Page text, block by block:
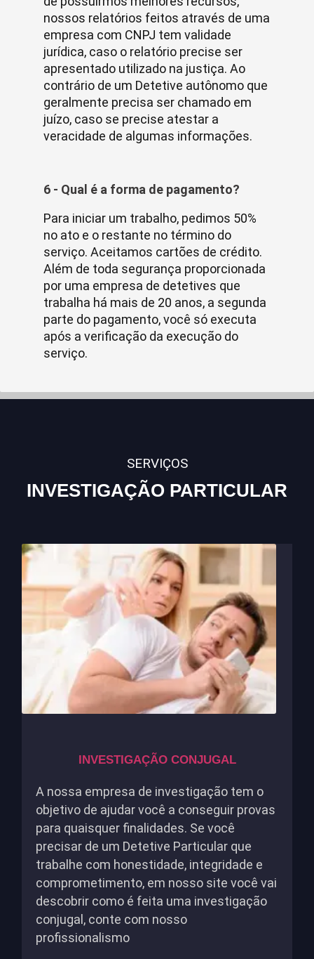
nossos relatórios feitos através de uma
empresa com CNPJ tem validade
jurídica, caso o relatório precise ser
apresentado utilizado na justiça. Ao
contrário de um Detetive autônomo que
geralmente precisa ser chamado em
juízo, caso se precise atestar a
veracidade de algumas informações.
6 - Qual é a forma de pagamento?
Para iniciar um trabalho, pedimos 50%
no ato e o restante no término do
serviço. Aceitamos cartões de crédito.
Além de toda segurança proporcionada
por uma empresa de detetives que
trabalha há mais de 20 anos, a segunda
parte do pagamento, você só executa
após a verificação da execução do
serviço.
SERVIÇOS
INVESTIGAÇÃO PARTICULAR
INVESTIGAÇÃO CONJUGAL
A nossa empresa de investigação tem o
objetivo de ajudar você a conseguir provas
para quaisquer finalidades. Se você
precisar de um Detetive Particular que
trabalhe com honestidade, integridade e
comprometimento, em nosso site você vai
descobrir como é feita uma investigação
conjugal, conte com nosso
profissionalismo